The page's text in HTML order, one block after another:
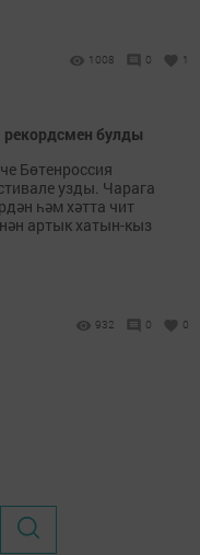
1008 0 1
булды
Бөтенроссия
узды. Чарага
һәм хәтта чит
артык хатын-кыз
932 0 0